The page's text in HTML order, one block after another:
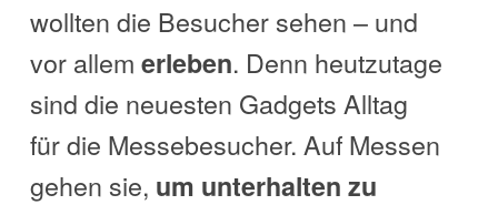
wollten die Besucher sehen – und
vor allem erleben. Denn heutzutage
sind die neuesten Gadgets Alltag
für die Messebesucher. Auf Messen
gehen sie, um unterhalten zu